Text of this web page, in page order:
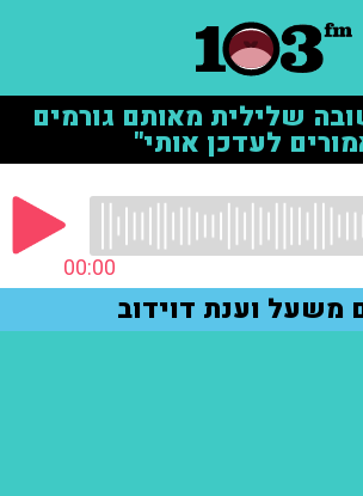
שלילית מאותם גורמים
לעדכן אותי"
00:00
משעל וענת דוידוב